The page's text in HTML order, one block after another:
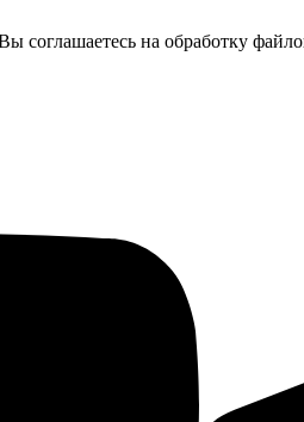
соглашаетесь на обработку